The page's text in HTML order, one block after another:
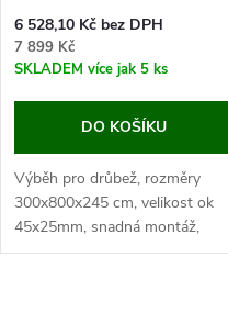
6 528,10 Kč bez DPH
7 899 Kč
SKLADEM více jak 5 ks
DO KOŠÍKU
Výběh pro drůbež, rozměry
300x800x245 cm, velikost ok
45x25mm, snadná montáž,
pozinkované trubky